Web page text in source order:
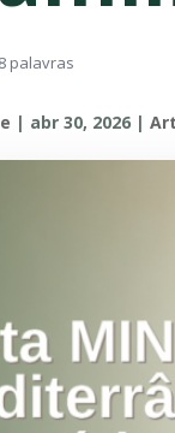
palavras
| abr 30, 2026 |